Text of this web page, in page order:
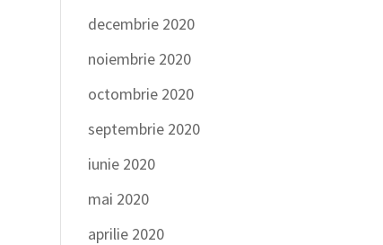
decembrie 2020
noiembrie 2020
octombrie 2020
septembrie 2020
iunie 2020
mai 2020
aprilie 2020